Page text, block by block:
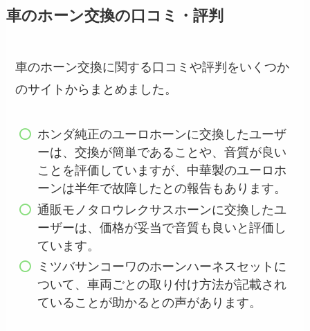
車のホーン交換の口コミ・評判
車のホーン交換に関する口コミや評判をいくつか
のサイトからまとめました。
ホンダ純正のユーロホーンに交換したユーザ
ーは、交換が簡単であることや、音質が良い
ことを評価していますが、中華製のユーロホ
ーンは半年で故障したとの報告もあります。
通販モノタロウレクサスホーンに交換したユ
ーザーは、価格が妥当で音質も良いと評価し
ています。
ミツバサンコーワのホーンハーネスセットに
ついて、車両ごとの取り付け方法が記載され
ていることが助かるとの声があります。